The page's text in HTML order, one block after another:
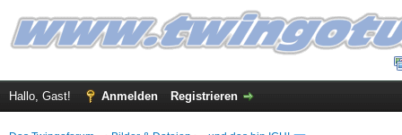
Hallo, Gast! Anmelden Registrieren